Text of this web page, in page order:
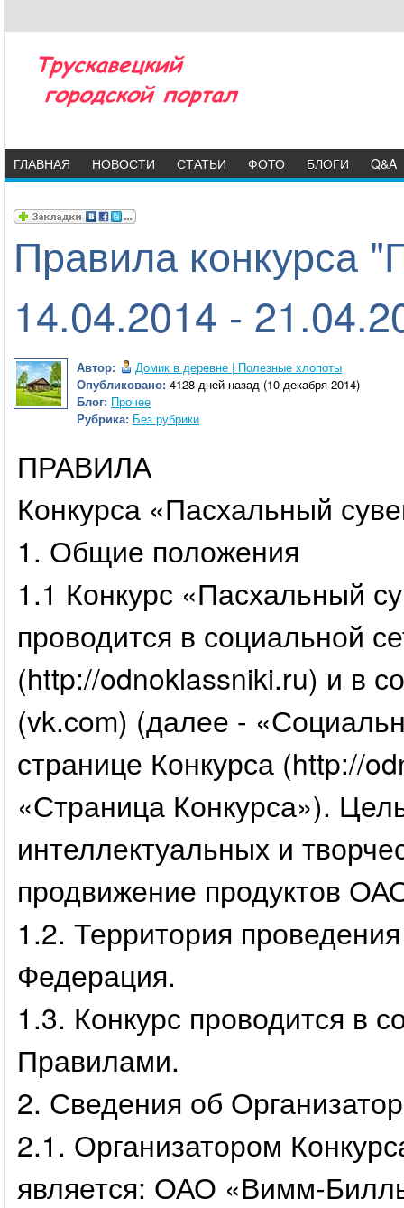
ГЛАВНАЯ НОВОСТИ СТАТЬИ ФОТО БЛОГИ Q&A
Правила конкурса
14.04.2014 -
Автор:
Домик в деревне | Полезные хлопоты
Опубликовано: 4128 дней назад (10 декабря 2014)
Блог: Прочее
Рубрика: Без рубрики
ПРАВИЛА
Конкурса «Пасхальный
1. Общие положения
1.1 Конкурс «Пасхальный
проводится в социальной
(http://odnoklassniki.ru) и в
(vk.com) (далее -
странице Конкурса (http://
«Страница Конкурса»).
интеллектуальных и
продвижение продуктов
1.2. Территория
Федерация.
1.3. Конкурс проводится в
Правилами.
2. Сведения об
2.1. Организатором
является: ОАО «Вимм-